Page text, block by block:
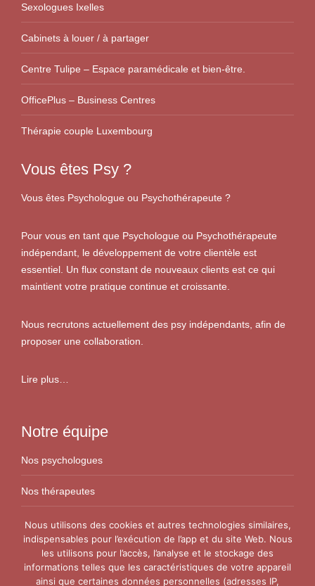
Sexologues Ixelles
Cabinets à louer / à partager
Centre Tulipe – Espace paramédicale et bien-être.
OfficePlus – Business Centres
Thérapie couple Luxembourg
Vous êtes Psy ?
Vous êtes Psychologue ou Psychothérapeute ?
Pour vous en tant que Psychologue ou Psychothérapeute
indépendant, le développement de votre clientèle est
essentiel. Un flux constant de nouveaux clients est ce qui
maintient votre pratique continue et croissante.
Nous recrutons actuellement des psy indépendants, afin de
proposer une collaboration.
Lire plus…
Notre équipe
Nos psychologues
Nos thérapeutes
Nos conseillers conjugaux
Nos Centres
Nous utilisons des cookies et autres technologies similaires,
indispensables pour l’exécution de l’app et du site Web. Nous
les utilisons pour l’accès, l’analyse et le stockage des
informations telles que les caractéristiques de votre appareil
ainsi que certaines données personnelles (adresses IP,